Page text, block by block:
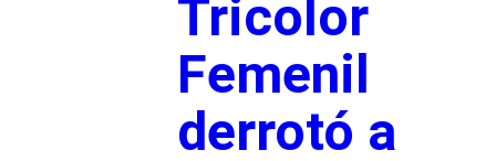
Tricolor
Femenil
derrotó a